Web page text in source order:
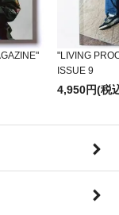
"LIVING
ISSUE 9
4,950円(税